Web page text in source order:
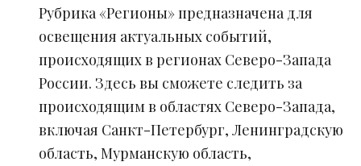
Рубрика «Регионы» предназначена для
освещения актуальных событий,
происходящих в регионах Северо-Запада
России. Здесь вы сможете следить за
происходящим в областях Северо-Запада,
включая Санкт-Петербург, Ленинградскую
область, Мурманскую область,